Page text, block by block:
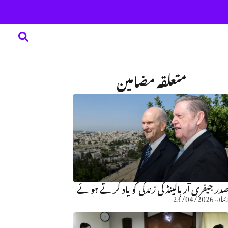
متعلقہ مضامین
جیفری آر ہالینڈ کی زندگی کو یاد کرتے ہوئے
23/04/2026